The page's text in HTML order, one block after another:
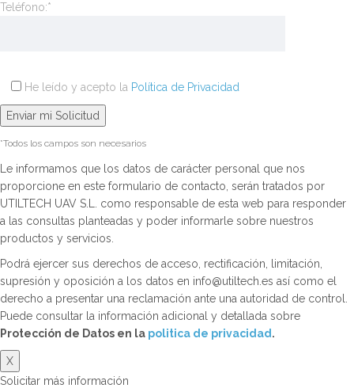
Teléfono:*
He leído y acepto la Política de Privacidad
*Todos los campos son necesarios
Le informamos que los datos de carácter personal que nos
proporcione en este formulario de contacto, serán tratados por
UTILTECH UAV S.L. como responsable de esta web para responder
a las consultas planteadas y poder informarle sobre nuestros
productos y servicios.
Podrá ejercer sus derechos de acceso, rectificación, limitación,
supresión y oposición a los datos en info@utiltech.es así como el
derecho a presentar una reclamación ante una autoridad de control.
Puede consultar la información adicional y detallada sobre
Protección de Datos en la politica de privacidad .
X
Solicitar más información